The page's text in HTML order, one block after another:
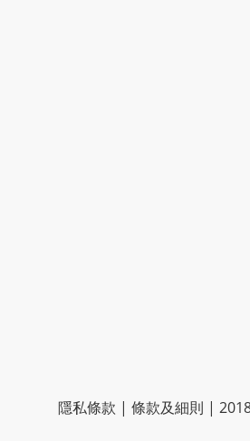
隱私條款 | 條款及細則 |